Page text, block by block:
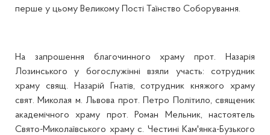
перше у цьому Великому Пості Таїнство Соборування.
На запрошення благочинного храму прот. Назарія
Лозинського у богослужінні взяли участь: сотрудник
храму свящ. Назарій Гнатів, сотрудник княжого храму
свят. Миколая м. Львова прот. Петро Політило, священик
академічного храму прот. Роман Мельник, настоятель
Свято-Миколаївського храму с. Честині Кам'янка-Бузького